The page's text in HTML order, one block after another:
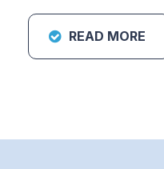
READ MORE